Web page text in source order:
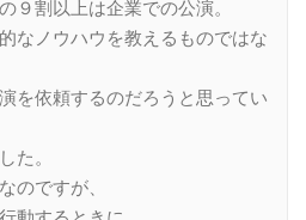
９割以上は企業での公演。
なノウハウを教えるものではな
を依頼するのだろうと思ってい
た。
のですが、